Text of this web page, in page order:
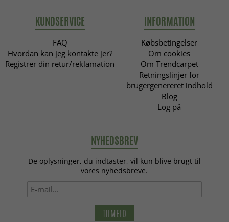
KUNDSERVICE
FAQ
Hvordan kan jeg kontakte jer?
Registrer din retur/reklamation
INFORMATION
Købsbetingelser
Om cookies
Om Trendcarpet
Retningslinjer for
brugergenereret indhold
Blog
Log på
NYHEDSBREV
De oplysninger, du indtaster, vil kun blive brugt til
vores nyhedsbreve.
TILMELD